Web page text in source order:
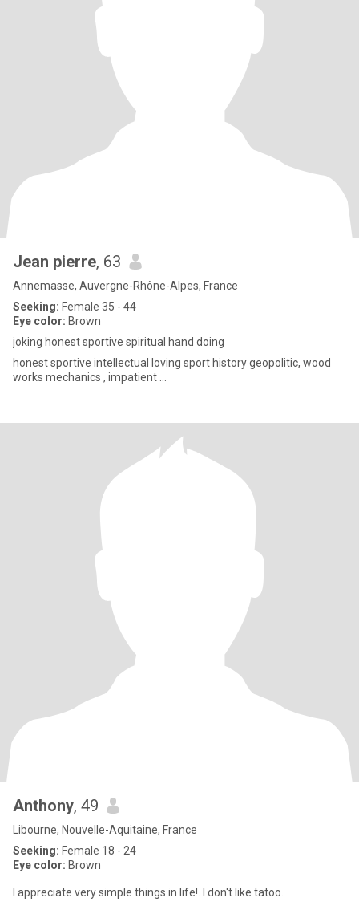
Jean pierre, 63
Annemasse, Auvergne-Rhône-Alpes, France
Seeking: Female 35 - 44
Eye color: Brown
joking honest sportive spiritual hand doing
honest sportive intellectual loving sport history geopolitic, wood
works mechanics , impatient ...
Anthony, 49
Libourne, Nouvelle-Aquitaine, France
Seeking: Female 18 - 24
Eye color: Brown
I appreciate very simple things in life!. I don't like tatoo.